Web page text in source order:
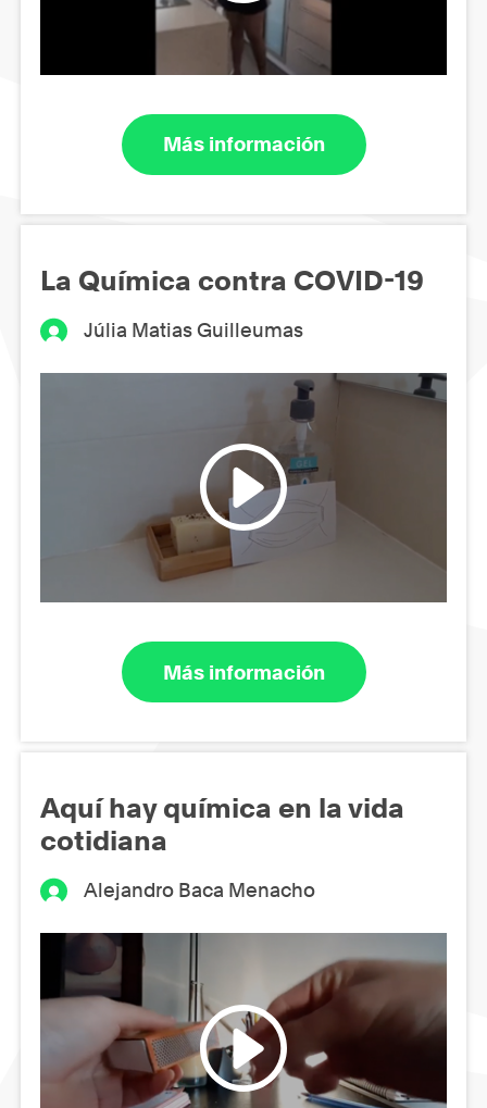
Más información
La Química contra COVID-19
Júlia Matias Guilleumas
Más información
Aquí hay química en la vida
cotidiana
Alejandro Baca Menacho